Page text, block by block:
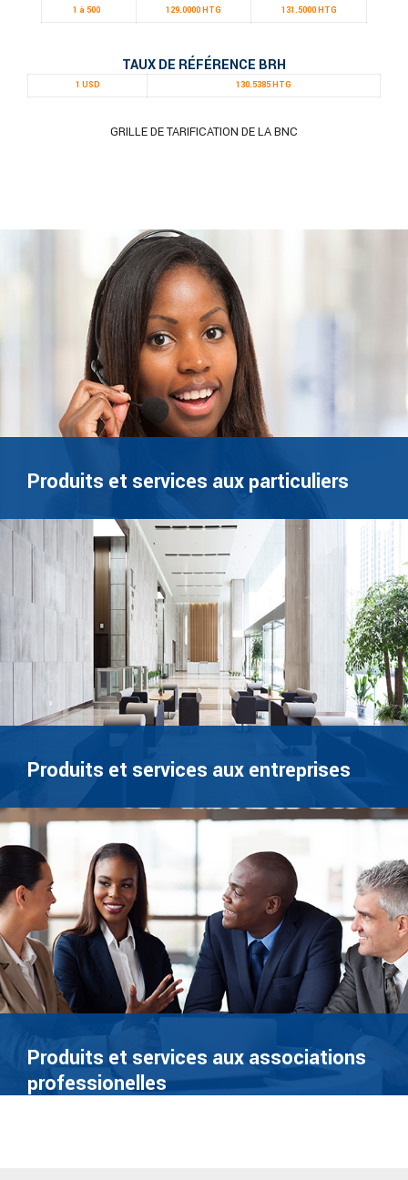
1 à 500
129.0000 HTG 131.5000 HTG
TAUX DE RÉFÉRENCE BRH
1 USD 130.5385 HTG
GRILLE DE TARIFICATION DE LA BNC
Produits et services aux particuliers
Produits et services aux entreprises
Produits et services aux associations
professionelles